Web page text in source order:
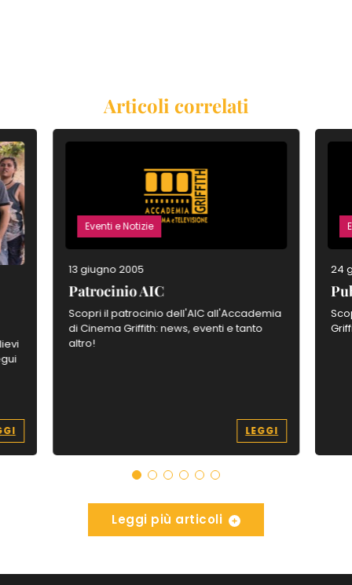
Articoli correlati
Eventi e Notizie
13 giugno 2005
Patrocinio AIC
Scopri il patrocinio dell'AIC all'Accademia
di Cinema Griffith: news, eventi e tanto
altro!
LEGGI
24
Leggi più articoli